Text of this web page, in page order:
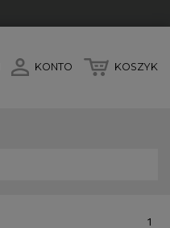
KONTO KOSZYK
1